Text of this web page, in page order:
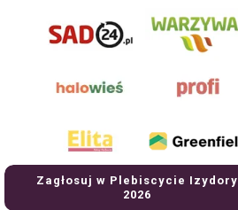
Zagłosuj w Plebiscycie Izydory
2026